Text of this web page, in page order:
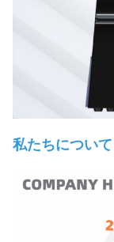
私たちについて